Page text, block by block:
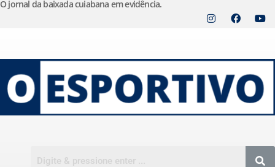
o
conteúdo
O jornal da baixada cuiabana em evidência.